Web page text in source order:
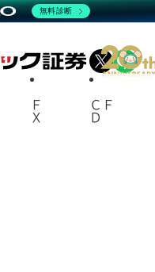
X
Ｆ
Ｘ
ＣＦ
Ｄ
無料診断